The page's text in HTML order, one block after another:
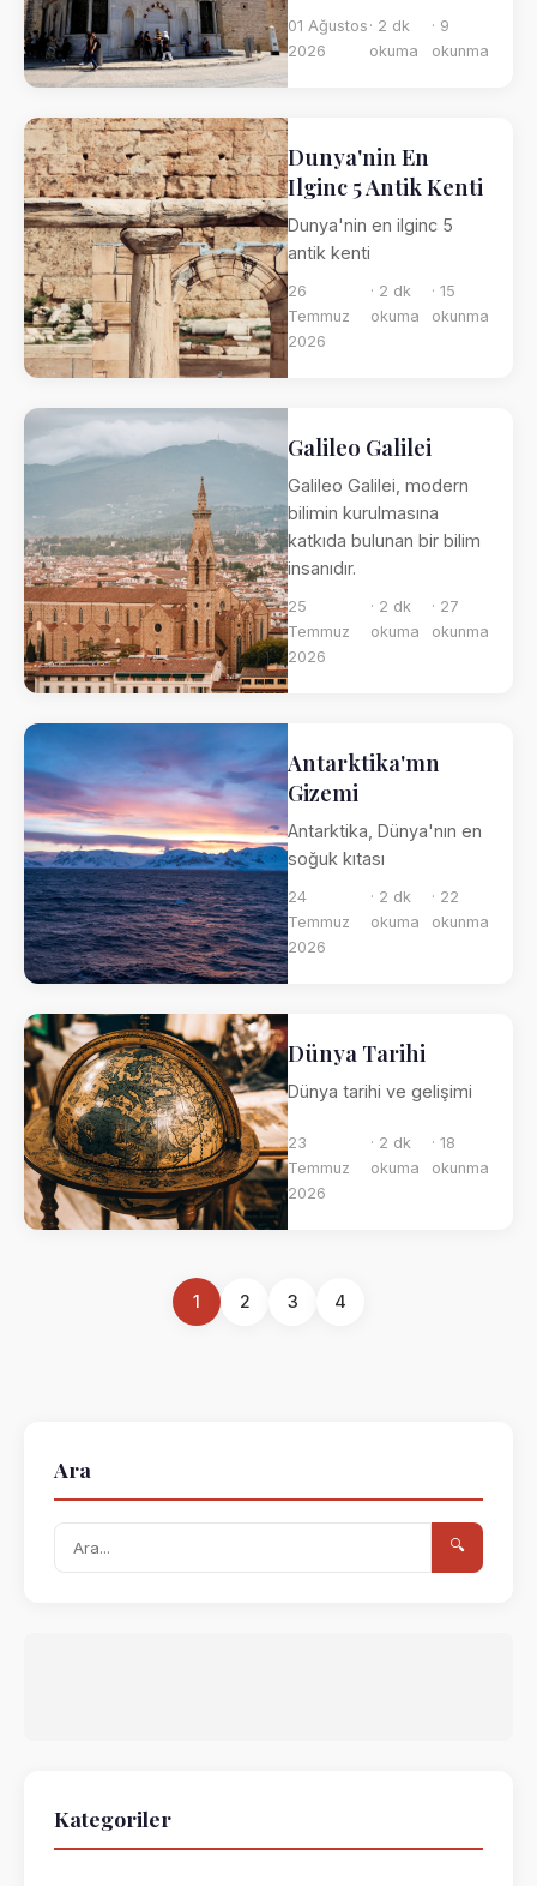
01 Ağustos
2026
· 2 dk
okuma
· 9
okunma
Dunya'nin En
Ilginc 5 Antik Kenti
Dunya'nin en ilginc 5
antik kenti
26
Temmuz
2026
· 2 dk
okuma
· 15
okunma
Galileo Galilei
Galileo Galilei, modern
bilimin kurulmasına
katkıda bulunan bir bilim
insanıdır.
25
Temmuz
2026
· 2 dk
okuma
· 27
okunma
Antarktika'mn
Gizemi
Antarktika, Dünya'nın en
soğuk kıtası
24
Temmuz
2026
· 2 dk
okuma
· 22
okunma
Dünya Tarihi
Dünya tarihi ve gelişimi
23
Temmuz
2026
· 2 dk
okuma
· 18
okunma
1 2 3 4
Ara
🔍
Kategoriler